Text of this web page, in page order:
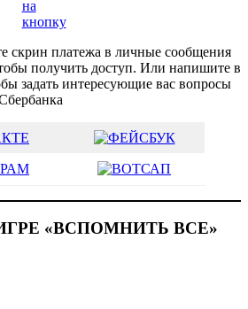
на
кнопку
скрин платежа в личные сообщения
получить доступ. Или напишите в
задать интересующие вас вопросы
«ВСПОМНИТЬ ВСЕ»